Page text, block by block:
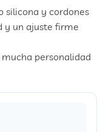
silicona y cordones
y un ajuste firme
personalidad